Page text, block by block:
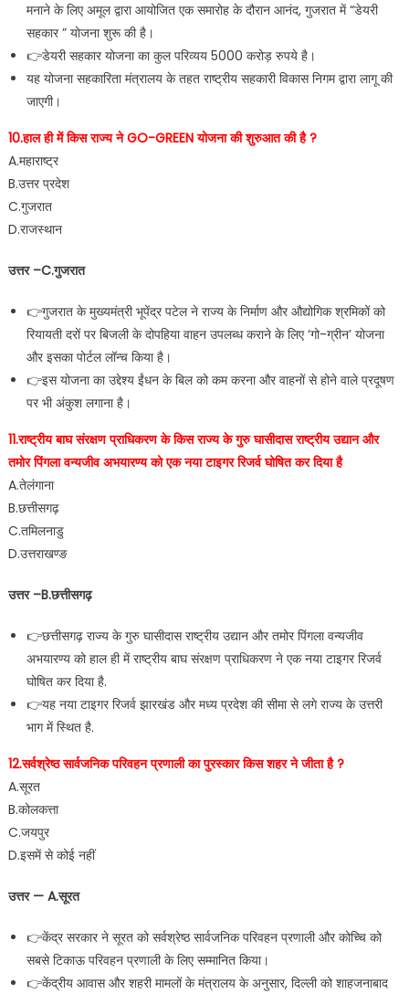
मनाने के लिए अमूल द्वारा आयोजित एक समारोह के दौरान आनंद, गुजरात में “डेयरी
सहकार ” योजना शुरू की है।
👉डेयरी सहकार योजना का कुल परिव्यय 5000 करोड़ रुपये है।
यह योजना सहकारिता मंत्रालय के तहत राष्ट्रीय सहकारी विकास निगम द्वारा लागू की
जाएगी।
10.हाल ही में किस राज्य ने GO-GREEN योजना की शुरुआत की है ?
A.महाराष्ट्र
B.उत्तर प्रदेश
C.गुजरात
D.राजस्थान
उत्तर –C.गुजरात
👉गुजरात के मुख्यमंत्री भूपेंद्र पटेल ने राज्य के निर्माण और औद्योगिक श्रमिकों को
रियायती दरों पर बिजली के दोपहिया वाहन उपलब्ध कराने के लिए ‘गो-ग्रीन’ योजना
और इसका पोर्टल लॉन्च किया है।
👉इस योजना का उद्देश्य ईंधन के बिल को कम करना और वाहनों से होने वाले प्रदूषण
पर भी अंकुश लगाना है।
11.राष्ट्रीय बाघ संरक्षण प्राधिकरण के किस राज्य के गुरु घासीदास राष्ट्रीय उद्यान और
तमोर पिंगला वन्यजीव अभयारण्य को एक नया टाइगर रिजर्व घोषित कर दिया है
A.तेलंगाना
B.छत्तीसगढ़
C.तमिलनाडु
D.उत्तराखण्ङ
उत्तर –B.छत्तीसगढ़
👉छत्तीसगढ़ राज्य के गुरु घासीदास राष्ट्रीय उद्यान और तमोर पिंगला वन्यजीव
अभयारण्य को हाल ही में राष्ट्रीय बाघ संरक्षण प्राधिकरण ने एक नया टाइगर रिजर्व
घोषित कर दिया है.
👉यह नया टाइगर रिजर्व झारखंड और मध्य प्रदेश की सीमा से लगे राज्य के उत्तरी
भाग में स्थित है.
12.सर्वश्रेष्ठ सार्वजनिक परिवहन प्रणाली का पुरस्कार किस शहर ने जीता है ?
A.सूरत
B.कोलकत्ता
C.जयपुर
D.इसमें से कोई नहीं
उत्तर — A.सूरत
👉केंद्र सरकार ने सूरत को सर्वश्रेष्ठ सार्वजनिक परिवहन प्रणाली और कोच्चि को
सबसे टिकाऊ परिवहन प्रणाली के लिए सम्मानित किया।
👉केंद्रीय आवास और शहरी मामलों के मंत्रालय के अनुसार, दिल्ली को शाहजनाबाद